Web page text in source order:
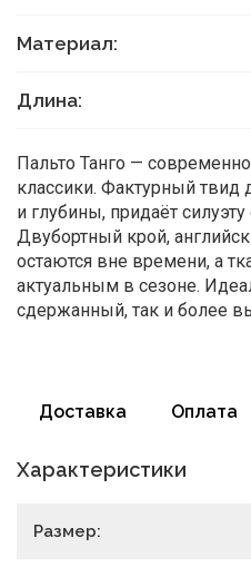
Материал:
Длина:
Пальто Танго —
классики. Фактурный твид
и глубины, придаёт
Двубортный крой,
остаются вне времени, а
актуальным в сезоне.
сдержанный, так и более
Доставка Оплата
Характеристики
Размер: